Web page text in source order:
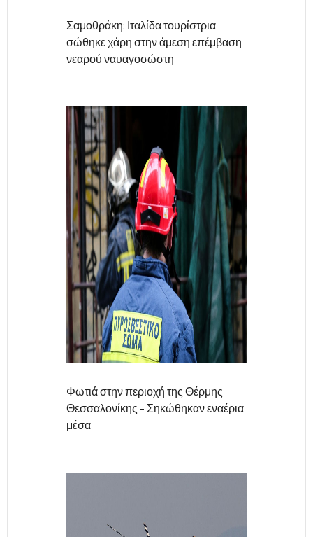
Σαμοθράκη: Ιταλίδα τουρίστρια
σώθηκε χάρη στην άμεση επέμβαση
νεαρού ναυαγοσώστη
Φωτιά στην περιοχή της Θέρμης
Θεσσαλονίκης - Σηκώθηκαν εναέρια
μέσα